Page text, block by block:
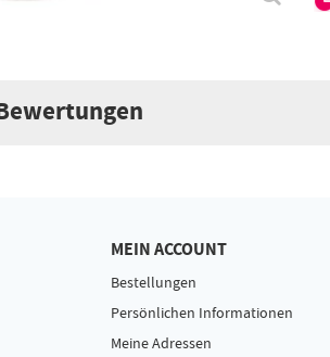
MEIN ACCOUNT
Bestellungen
Persönlichen Informationen
Meine Adressen